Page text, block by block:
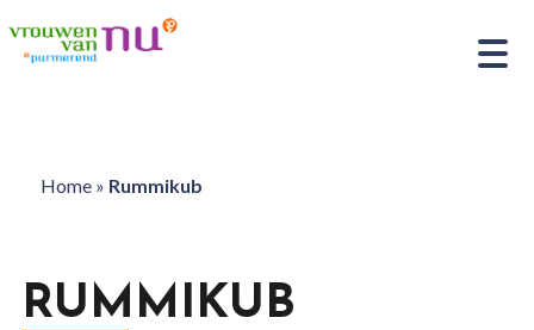
Home» Rummikub
RUMMIKUB